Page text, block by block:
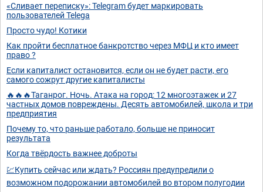
«Сливает переписку»: Telegram будет маркировать
пользователей Telega
Просто чудо! Котики
Как пройти бесплатное банкротство через МФЦ и кто имеет
право ?
Если капиталист остановится, если он не будет расти, его
самого сожрут другие капиталисты
🔥🔥🔥Таганрог. Ночь. Атака на город: 12 многоэтажек и 27
частных домов повреждены. Десять автомобилей, школа и три
предприятия
Почему то, что раньше работало, больше не приносит
результата
Когда твёрдость важнее доброты
💹Купить сейчас или ждать? Россиян предупредили о
возможном подорожании автомобилей во втором полугодии